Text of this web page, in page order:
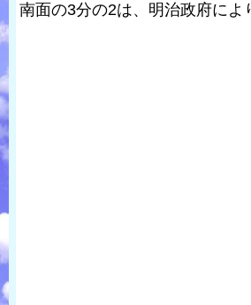
南面の3分の2は、明治政府によ